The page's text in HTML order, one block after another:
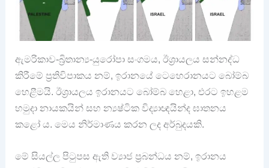
ඇමරිකාව-බ්‍රිතාන්‍ය-යුරෝපා සංගමය, ඊශ්‍රායලය සන්නද්ධ
කිරීමේ ප්‍රතිවිපාකය නම්, ඉරානයේ ටෙහෙරානයට බෝම්බ
හෙළීමයි. ඊශ්‍රායලය ඉරානයට බෝම්බ හෙළා, එරට ඉහළම
හමුදා නායකයින් සහ න්‍යෂ්ටික විද්‍යාඥයින්ද ඝාතනය
කළෝ ය. මෙය නිර්මාණය කරන ලද අර්බුදයකි.
මේ සියල්ල පිටුපස ඇති ව්‍යාජ ප්‍රබන්ධය නම්, ඉරානය